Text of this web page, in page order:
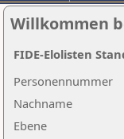
Willkommen
Nachname
Ebene
Personennummer
FIDE-Elolisten